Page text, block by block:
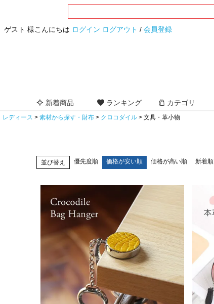
ゲスト 様こんにちは ログイン ログアウト / 会員登録
新着商品 ランキング カテゴリ
レディース 素材から探す・財布 クロコダイル 文具・革小物
並び替え 優先度順 価格が安い順 価格が高い順 新着順